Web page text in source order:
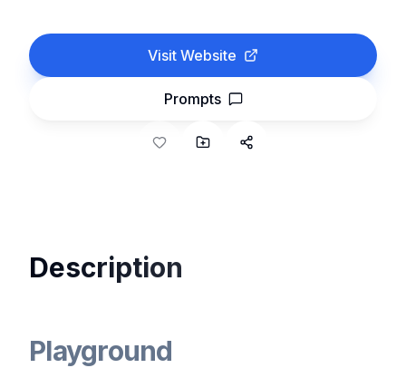
Visit Website
Prompts
Description
Playground